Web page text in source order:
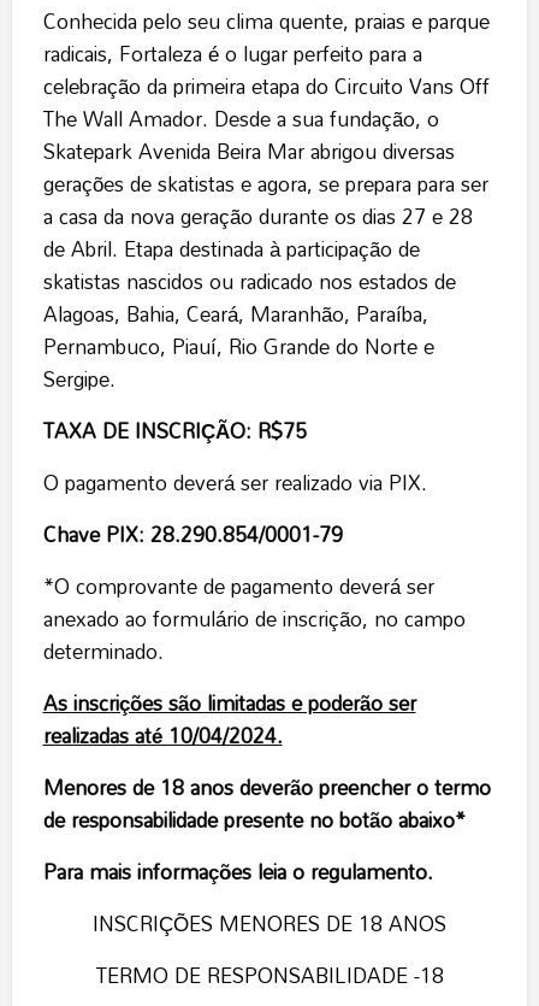
Conhecida pelo seu clima quente, praias e parque
radicais, Fortaleza é o lugar perfeito para a
celebração da primeira etapa do Circuito Vans Off
The Wall Amador. Desde a sua fundação, o
Skatepark Avenida Beira Mar abrigou diversas
gerações de skatistas e agora, se prepara para ser
a casa da nova geração durante os dias 27 e 28
de Abril. Etapa destinada à participação de
skatistas nascidos ou radicado nos estados de
Alagoas, Bahia, Ceará, Maranhão, Paraíba,
Pernambuco, Piauí, Rio Grande do Norte e
Sergipe.
TAXA DE INSCRIÇÃO: R$75
O pagamento deverá ser realizado via PIX.
Chave PIX: 28.290.854/0001-79
*O comprovante de pagamento deverá ser
anexado ao formulário de inscrição, no campo
determinado.
As inscrições são limitadas e poderão ser
realizadas até 10/04/2024.
Menores de 18 anos deverão preencher o termo
de responsabilidade presente no botão abaixo*
Para mais informações leia o regulamento.
INSCRIÇÕES MENORES DE 18 ANOS
TERMO DE RESPONSABILIDADE -18